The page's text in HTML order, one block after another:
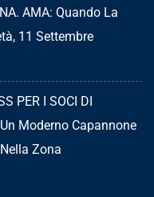
AMA: Quando La
11 Settembre
PER I SOCI DI
Moderno Capannone
Zona